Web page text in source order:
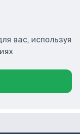
вас, используя